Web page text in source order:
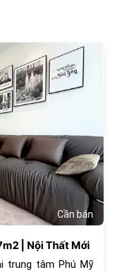
Cần bán
180
| Nội Thất Mới
trung tâm Phú Mỹ